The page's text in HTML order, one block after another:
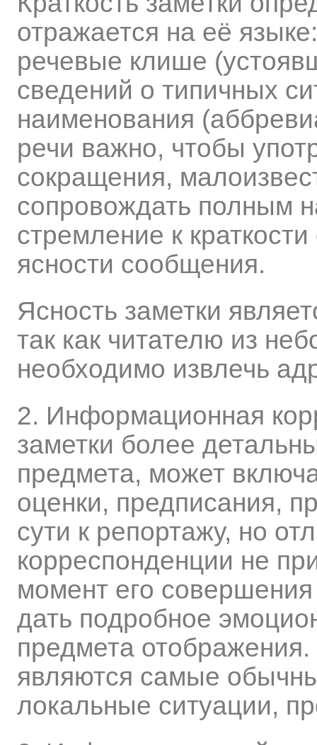
отражается на её
речевые клише
сведений о типичных
наименования
речи важно, чтобы
сокращения,
сопровождать полным
стремление к
ясности сообщения.
Ясность заметки
так как читателю из
необходимо извлечь
2. Информационная
заметки более
предмета, может
оценки, предписания,
сути к репортажу, но
корреспонденции не
момент его
дать подробное
предмета
являются самые
локальные ситуации,